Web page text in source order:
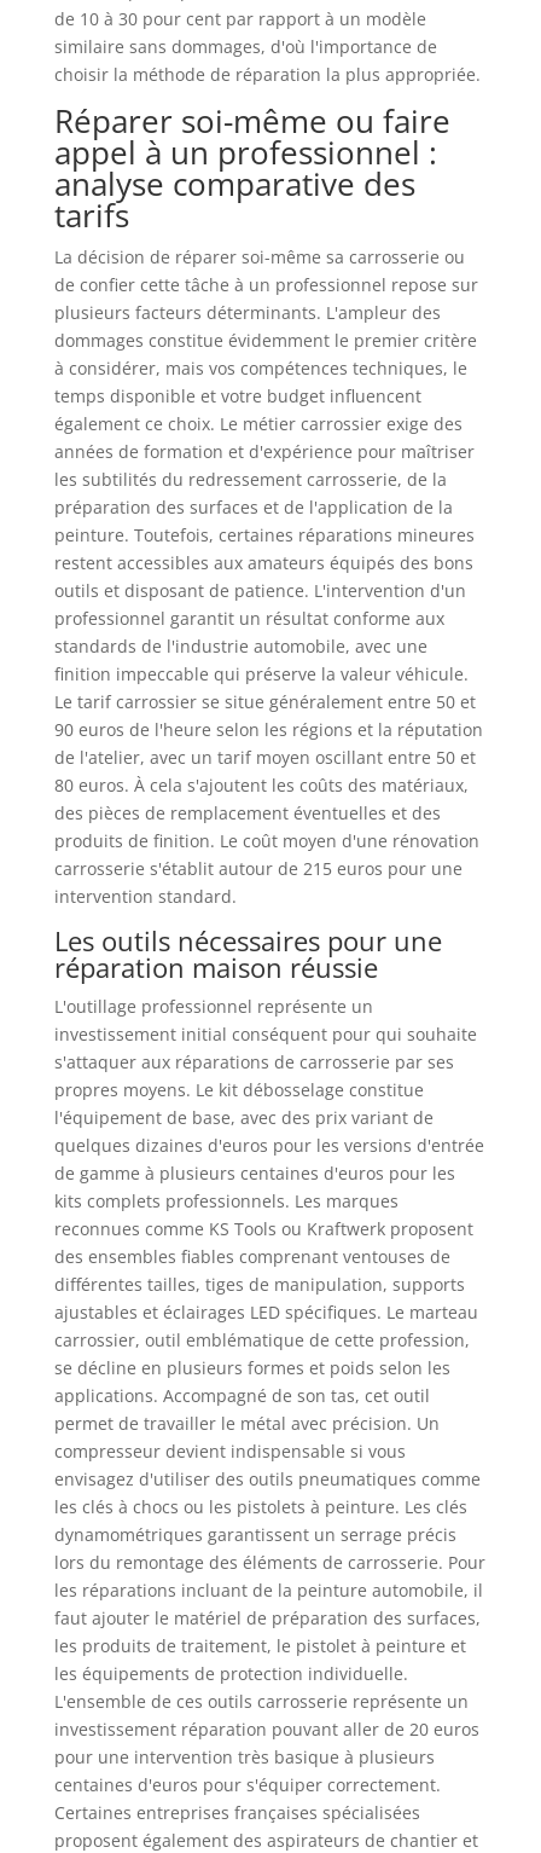
de 10 à 30 pour cent par rapport à un modèle
similaire sans dommages, d'où l'importance de
choisir la méthode de réparation la plus appropriée.
Réparer soi-même ou faire
appel à un professionnel :
analyse comparative des
tarifs
La décision de réparer soi-même sa carrosserie ou
de confier cette tâche à un professionnel repose sur
plusieurs facteurs déterminants. L'ampleur des
dommages constitue évidemment le premier critère
à considérer, mais vos compétences techniques, le
temps disponible et votre budget influencent
également ce choix. Le métier carrossier exige des
années de formation et d'expérience pour maîtriser
les subtilités du redressement carrosserie, de la
préparation des surfaces et de l'application de la
peinture. Toutefois, certaines réparations mineures
restent accessibles aux amateurs équipés des bons
outils et disposant de patience. L'intervention d'un
professionnel garantit un résultat conforme aux
standards de l'industrie automobile, avec une
finition impeccable qui préserve la valeur véhicule.
Le tarif carrossier se situe généralement entre 50 et
90 euros de l'heure selon les régions et la réputation
de l'atelier, avec un tarif moyen oscillant entre 50 et
80 euros. À cela s'ajoutent les coûts des matériaux,
des pièces de remplacement éventuelles et des
produits de finition. Le coût moyen d'une rénovation
carrosserie s'établit autour de 215 euros pour une
intervention standard.
Les outils nécessaires pour une
réparation maison réussie
L'outillage professionnel représente un
investissement initial conséquent pour qui souhaite
s'attaquer aux réparations de carrosserie par ses
propres moyens. Le kit débosselage constitue
l'équipement de base, avec des prix variant de
quelques dizaines d'euros pour les versions d'entrée
de gamme à plusieurs centaines d'euros pour les
kits complets professionnels. Les marques
reconnues comme KS Tools ou Kraftwerk proposent
des ensembles fiables comprenant ventouses de
différentes tailles, tiges de manipulation, supports
ajustables et éclairages LED spécifiques. Le marteau
carrossier, outil emblématique de cette profession,
se décline en plusieurs formes et poids selon les
applications. Accompagné de son tas, cet outil
permet de travailler le métal avec précision. Un
compresseur devient indispensable si vous
envisagez d'utiliser des outils pneumatiques comme
les clés à chocs ou les pistolets à peinture. Les clés
dynamométriques garantissent un serrage précis
lors du remontage des éléments de carrosserie. Pour
les réparations incluant de la peinture automobile, il
faut ajouter le matériel de préparation des surfaces,
les produits de traitement, le pistolet à peinture et
les équipements de protection individuelle.
L'ensemble de ces outils carrosserie représente un
investissement réparation pouvant aller de 20 euros
pour une intervention très basique à plusieurs
centaines d'euros pour s'équiper correctement.
Certaines entreprises françaises spécialisées
proposent également des aspirateurs de chantier et